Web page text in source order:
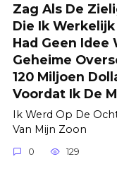
Zag Als De
Die Ik
Had Geen Idee
Geheime
120 Miljoen
Voordat Ik De
Ik Werd Op De
Van Mijn Zoon
0 129